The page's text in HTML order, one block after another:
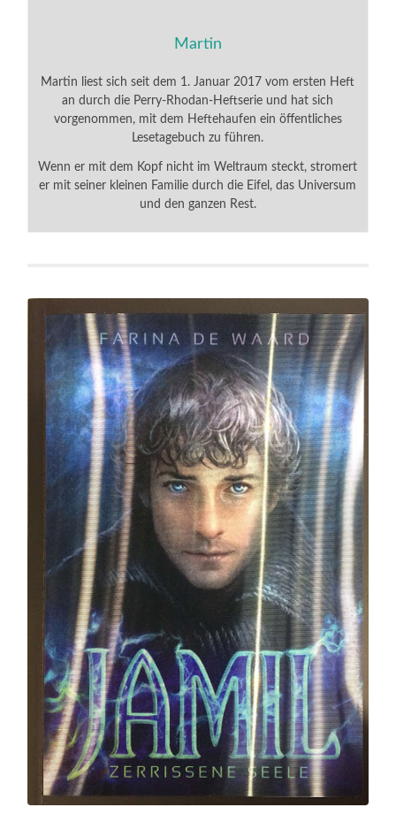
Martin
Martin liest sich seit dem 1. Januar 2017 vom ersten Heft
an durch die Perry-Rhodan-Heftserie und hat sich
vorgenommen, mit dem Heftehaufen ein öffentliches
Lesetagebuch zu führen.
Wenn er mit dem Kopf nicht im Weltraum steckt, stromert
er mit seiner kleinen Familie durch die Eifel, das Universum
und den ganzen Rest.